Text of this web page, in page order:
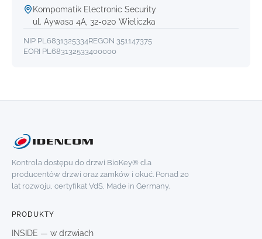
Kompomatik Electronic Security
ul. Aywasa 4A, 32-020 Wieliczka
NIP PL6831325334REGON 351147375
EORI PL683132533400000
Kontrola dostępu do drzwi BioKey® dla
producentów drzwi oraz zamków i okuć. Ponad 20
lat rozwoju, certyfikat VdS, Made in Germany.
PRODUKTY
INSIDE — w drzwiach